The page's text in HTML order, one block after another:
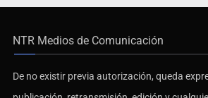
NTR Medios de Comunicación
De no existir previa autorización, queda